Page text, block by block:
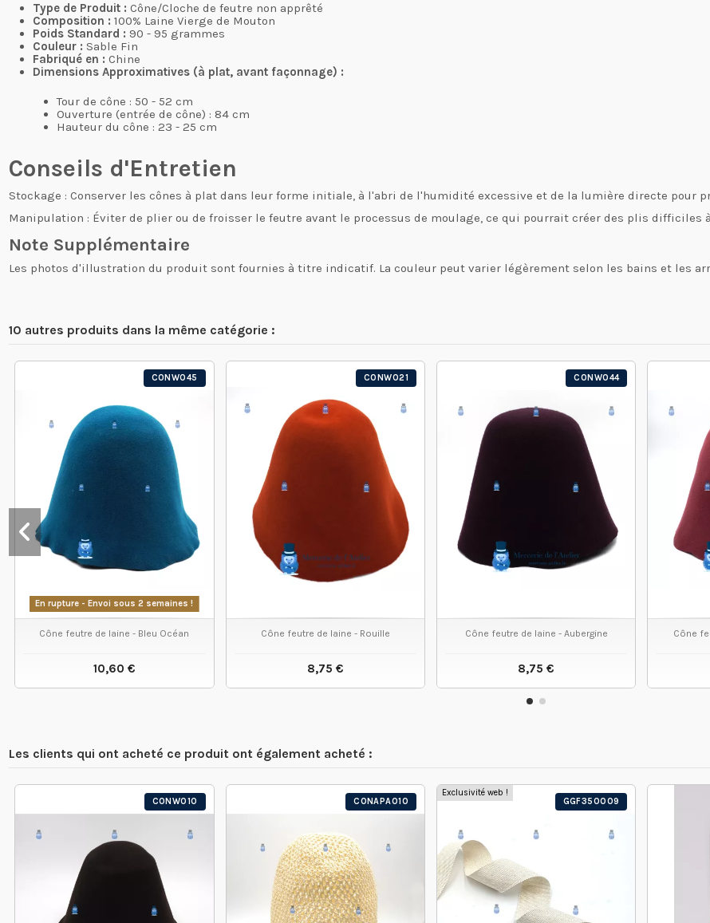
Type de Produit : Cône/Cloche de feutre non apprêté
Composition : 100% Laine Vierge de Mouton
Poids Standard : 90 - 95 grammes
Couleur : Sable Fin
Fabriqué en : Chine
Dimensions Approximatives (à plat, avant façonnage) :
Tour de cône : 50 - 52 cm
Ouverture (entrée de cône) : 84 cm
Hauteur du cône : 23 - 25 cm
Conseils d'Entretien
Stockage : Conserver les cônes à plat dans leur forme initiale, à l'abri de l'humidité excessive et de la lumière directe pour
Manipulation : Éviter de plier ou de froisser le feutre avant le processus de moulage, ce qui pourrait créer des plis
Note Supplémentaire
Les photos d'illustration du produit sont fournies à titre indicatif. La couleur peut varier légèrement selon les bains et les
10 autres produits dans la même catégorie :
CONW045
En rupture - Envoi sous 2 semaines !
Cône feutre de laine - Bleu Océan
10,60 €
VOIR LE PRODUIT
CONW021
Cône feutre de laine - Rouille
8,75 €
VOIR LE PRODUIT
CONW044
Cône feutre de laine - Aubergine
8,75 €
VOIR LE PRODUIT
Cône
Les clients qui ont acheté ce produit ont également acheté :
CONW010 CONAPA010 GGF350009
Exclusivité web !